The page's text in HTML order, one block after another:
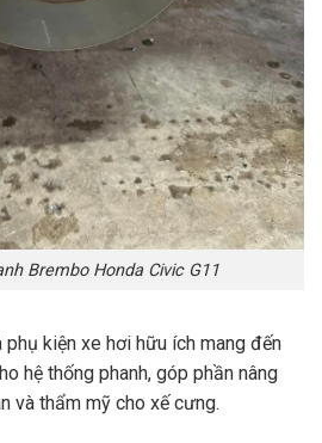
Brembo Honda Civic G11
phụ kiện xe hơi hữu ích mang đến
hệ thống phanh, góp phần nâng
và thẩm mỹ cho xế cưng.